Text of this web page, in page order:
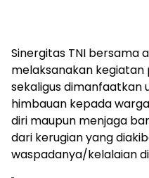
Sinergitas TNI bersama
melaksanakan
sekaligus dimanfaatkan
himbauan kepada
diri maupun menjaga
dari kerugian yang
waspadanya/kelalaian